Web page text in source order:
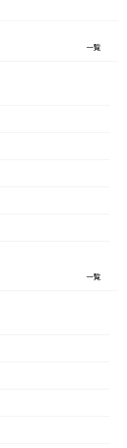
一覧
一覧